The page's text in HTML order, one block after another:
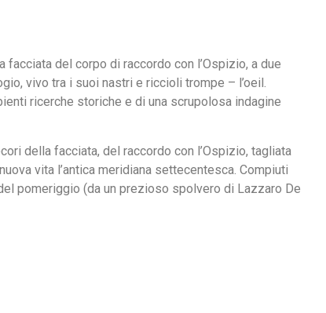
del corpo di raccordo con l’Ospizio, a due
vivo tra i suoi nastri e riccioli trompe – l’oeil.
ricerche storiche e di una scrupolosa indagine
della facciata, del raccordo con l’Ospizio, tagliata
vita l’antica meridiana settecentesca. Compiuti
pomeriggio (da un prezioso spolvero di Lazzaro De